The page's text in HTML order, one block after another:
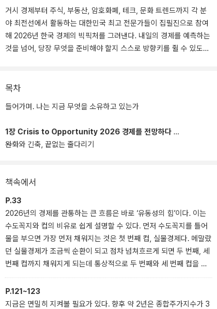
거시 경제부터 주식, 부동산, 암호화폐, 테크, 문화 트렌드까지 각 분
야 최전선에서 활동하는 대한민국 최고 전문가들이 집필진으로 참여
해 2026년 한국 경제의 빅픽처를 그려낸다. 내일의 경제를 예측하는
것을 넘어, 당장 무엇을 준비해야 할지 스스로 방향키를 쥘 수 있도록
책 속의 50가지 인사이트는 돈의 흐름을 앞서 읽게 해주는 성공 공식
미 시장에 깊숙이 들어와 있는 투자자에게는 새로운 관점을 열어준
야 하는 소상공인이나 마케터 같은 직장인, 경영인, 그리고 변동성의
파도 속에서 주요 의사결정을 해야 하는 각계 관계자들에게도 필요한
해를 거듭하며 요동치는 경제 환경에서 누구보다도 독자들이 가장 먼
저 상황을 꿰뚫고 기민하게 대응하도록 돕는 머니 트렌드 시리즈. 이
번 『머니 트렌드 2026』 역시, 우리가 맞닥뜨린 거대한 격변을 가늠
하고 앞으로 1년을 준비할 명확한 길잡이가 되어줄 것이다.
목차
들어가며. 나는 지금 무엇을 소유하고 있는가
1장 Crisis to Opportunity 2026 경제를 전망하다
완화와 긴축, 끝없는 줄다리기
책속에서
P.33
2026년의 경제를 관통하는 큰 흐름은 바로 ‘유동성의 힘’이다. 이는
수도꼭지와 컵의 비유로 쉽게 설명할 수 있다. 먼저 수도꼭지를 틀어
물을 부으면 가장 먼저 채워지는 것은 첫 번째 컵, 실물경제다. 메말랐
던 실물경제가 조금씩 순환이 되고 점차 넘쳐흐르게 되면 두 번째, 세
번째 컵까지 채워지게 되는데 통상적으로 두 번째와 세 번째 컵을 주
식시장과 부동산 시장이라고 본다. 결국 유동성 공급은 실물경제를
일정 부분 회복시키는 동시에 금융, 자산시장으로도 흘러가 활기를
불어넣는다.
P.121~123
지금은 면밀히 지켜볼 필요가 있다. 향후 약 2년은 종합주가지수가 3